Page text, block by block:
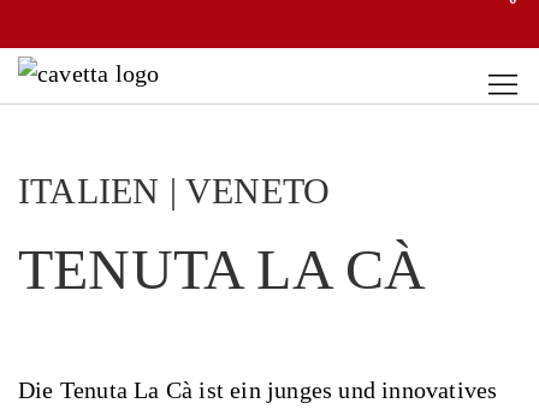
ITALIEN | VENETO
TENUTA LA CÀ
Die Tenuta La Cà ist ein junges und innovatives